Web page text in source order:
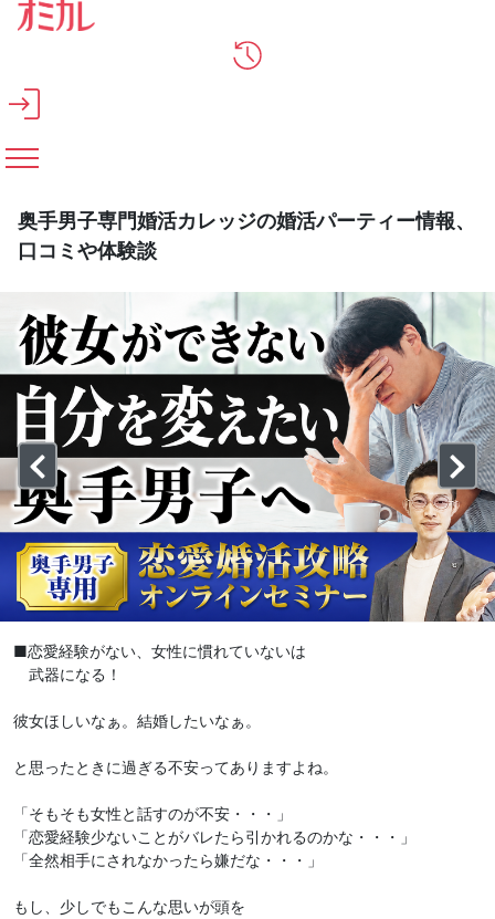
メインコンテンツへスキップ
奥手男子専門婚活カレッジの婚活パーティー情報、
口コミや体験談
■恋愛経験がない、女性に慣れていないは
武器になる！
彼女ほしいなぁ。結婚したいなぁ。
と思ったときに過ぎる不安ってありますよね。
「そもそも女性と話すのが不安・・・」
「恋愛経験少ないことがバレたら引かれるのかな・・・」
「全然相手にされなかったら嫌だな・・・」
もし、少しでもこんな思いが頭を